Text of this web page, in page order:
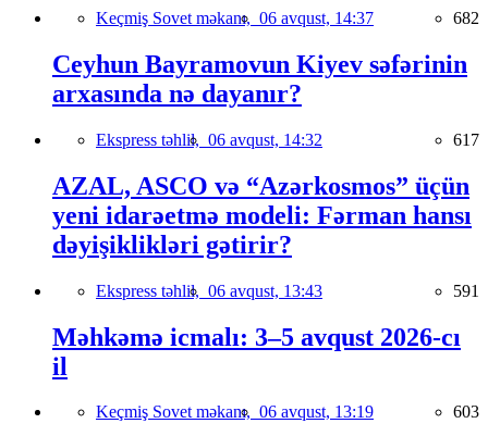
Keçmiş Sovet məkanı, 06 avqust, 14:37 682
Ceyhun Bayramovun Kiyev səfərinin
arxasında nə dayanır?
Ekspress təhlil, 06 avqust, 14:32 617
AZAL, ASCO və “Azərkosmos” üçün
yeni idarəetmə modeli: Fərman hansı
dəyişiklikləri gətirir?
Ekspress təhlil, 06 avqust, 13:43 591
Məhkəmə icmalı: 3–5 avqust 2026-cı
il
Keçmiş Sovet məkanı, 06 avqust, 13:19 603